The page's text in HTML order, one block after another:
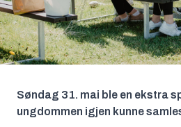
Søndag 31. mai ble en ekstra
ungdommen igjen kunne